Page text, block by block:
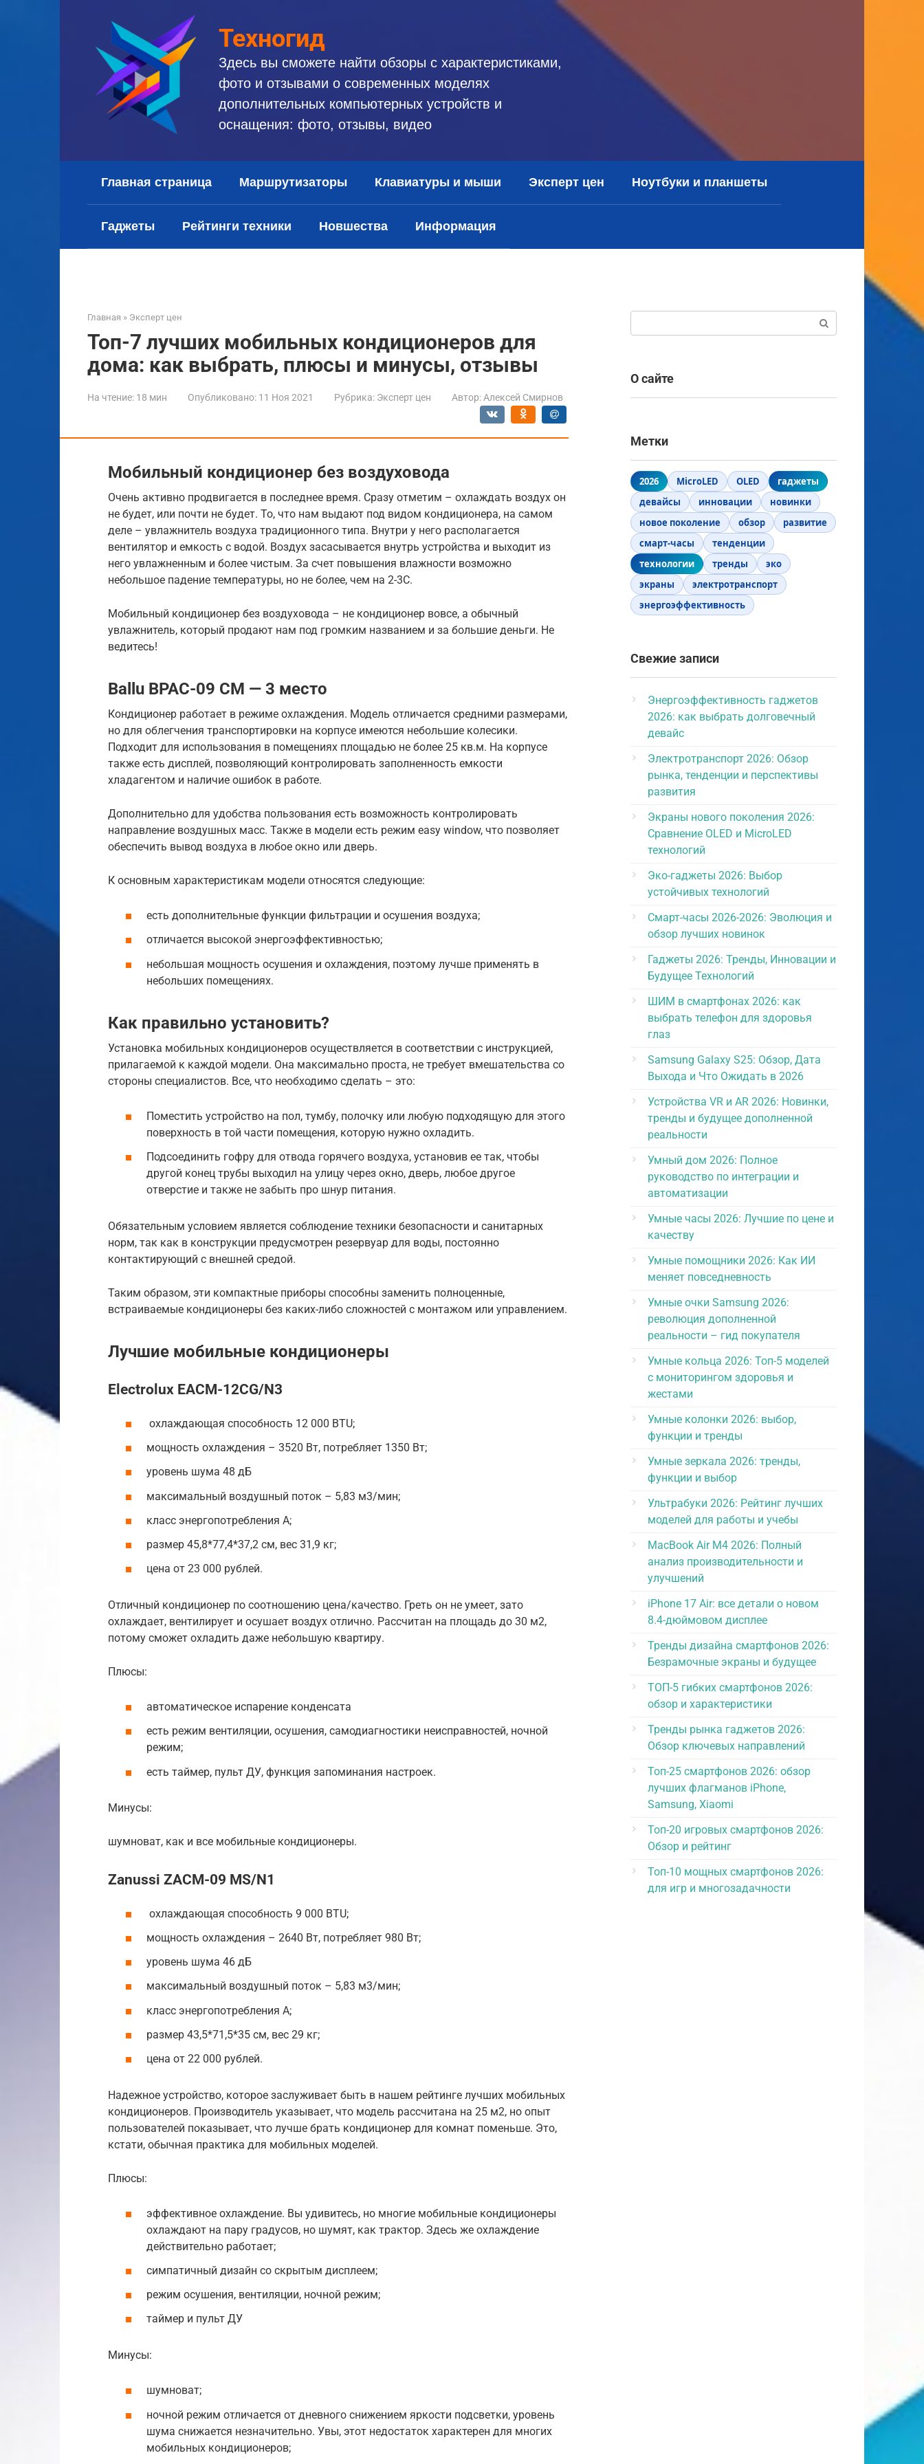
Техногид
Здесь вы сможете найти обзоры с характеристиками,
фото и отзывами о современных моделях
дополнительных компьютерных устройств и
оснащения: фото, отзывы, видео
Главная страница Маршрутизаторы Клавиатуры и мыши Эксперт цен Ноутбуки и планшеты
Гаджеты Рейтинги техники Новшества Информация
Главная » Эксперт цен
Топ-7 лучших мобильных кондиционеров для
дома: как выбрать, плюсы и минусы, отзывы
На чтение: 18 мин Опубликовано: 11 Ноя 2021 Рубрика: Эксперт цен Автор: Алексей Смирнов
Мобильный кондиционер без воздуховода
Очень активно продвигается в последнее время. Сразу отметим – охлаждать воздух он
не будет, или почти не будет. То, что нам выдают под видом кондиционера, на самом
деле – увлажнитель воздуха традиционного типа. Внутри у него располагается
вентилятор и емкость с водой. Воздух засасывается внутрь устройства и выходит из
него увлажненным и более чистым. За счет повышения влажности возможно
небольшое падение температуры, но не более, чем на 2-3С.
Мобильный кондиционер без воздуховода – не кондиционер вовсе, а обычный
увлажнитель, который продают нам под громким названием и за большие деньги. Не
ведитесь!
Ballu BPAC-09 CM — 3 место
Кондиционер работает в режиме охлаждения. Модель отличается средними размерами,
но для облегчения транспортировки на корпусе имеются небольшие колесики.
Подходит для использования в помещениях площадью не более 25 кв.м. На корпусе
также есть дисплей, позволяющий контролировать заполненность емкости
хладагентом и наличие ошибок в работе.
Дополнительно для удобства пользования есть возможность контролировать
направление воздушных масс. Также в модели есть режим easy window, что позволяет
обеспечить вывод воздуха в любое окно или дверь.
К основным характеристикам модели относятся следующие:
есть дополнительные функции фильтрации и осушения воздуха;
отличается высокой энергоэффективностью;
небольшая мощность осушения и охлаждения, поэтому лучше применять в
небольших помещениях.
Как правильно установить?
Установка мобильных кондиционеров осуществляется в соответствии с инструкцией,
прилагаемой к каждой модели. Она максимально проста, не требует вмешательства со
стороны специалистов. Все, что необходимо сделать – это:
Поместить устройство на пол, тумбу, полочку или любую подходящую для этого
поверхность в той части помещения, которую нужно охладить.
Подсоединить гофру для отвода горячего воздуха, установив ее так, чтобы
другой конец трубы выходил на улицу через окно, дверь, любое другое
отверстие и также не забыть про шнур питания.
Обязательным условием является соблюдение техники безопасности и санитарных
норм, так как в конструкции предусмотрен резервуар для воды, постоянно
контактирующий с внешней средой.
Таким образом, эти компактные приборы способны заменить полноценные,
встраиваемые кондиционеры без каких-либо сложностей с монтажом или управлением.
Лучшие мобильные кондиционеры
Electrolux EACM-12CG/N3
охлаждающая способность 12 000 BTU;
мощность охлаждения – 3520 Вт, потребляет 1350 Вт;
уровень шума 48 дБ
максимальный воздушный поток – 5,83 м3/мин;
класс энергопотребления А;
размер 45,8*77,4*37,2 см, вес 31,9 кг;
цена от 23 000 рублей.
Отличный кондиционер по соотношению цена/качество. Греть он не умеет, зато
охлаждает, вентилирует и осушает воздух отлично. Рассчитан на площадь до 30 м2,
потому сможет охладить даже небольшую квартиру.
Плюсы:
автоматическое испарение конденсата
есть режим вентиляции, осушения, самодиагностики неисправностей, ночной
режим;
есть таймер, пульт ДУ, функция запоминания настроек.
Минусы:
шумноват, как и все мобильные кондиционеры.
Zanussi ZACM-09 MS/N1
охлаждающая способность 9 000 BTU;
мощность охлаждения – 2640 Вт, потребляет 980 Вт;
уровень шума 46 дБ
максимальный воздушный поток – 5,83 м3/мин;
класс энергопотребления А;
размер 43,5*71,5*35 см, вес 29 кг;
цена от 22 000 рублей.
Надежное устройство, которое заслуживает быть в нашем рейтинге лучших мобильных
кондиционеров. Производитель указывает, что модель рассчитана на 25 м2, но опыт
пользователей показывает, что лучше брать кондиционер для комнат поменьше. Это,
кстати, обычная практика для мобильных моделей.
Плюсы:
эффективное охлаждение. Вы удивитесь, но многие мобильные кондиционеры
охлаждают на пару градусов, но шумят, как трактор. Здесь же охлаждение
действительно работает;
симпатичный дизайн со скрытым дисплеем;
режим осушения, вентиляции, ночной режим;
таймер и пульт ДУ
Минусы:
шумноват;
ночной режим отличается от дневного снижением яркости подсветки, уровень
шума снижается незначительно. Увы, этот недостаток характерен для многих
мобильных кондиционеров;
О сайте
Метки
2026 MicroLED OLED
гаджеты
девайсы
инновации
новинки
новое поколение
обзор
развитие
смарт-часы
тенденции
технологии
тренды
эко
экраны
электротранспорт
энергоэффективность
Свежие записи
Энергоэффективность гаджетов
2026: как выбрать долговечный
девайс
Электротранспорт 2026: Обзор
рынка, тенденции и перспективы
развития
Экраны нового поколения 2026:
Сравнение OLED и MicroLED
технологий
Эко-гаджеты 2026: Выбор
устойчивых технологий
Смарт-часы 2026-2026: Эволюция и
обзор лучших новинок
Гаджеты 2026: Тренды, Инновации и
Будущее Технологий
ШИМ в смартфонах 2026: как
выбрать телефон для здоровья
глаз
Samsung Galaxy S25: Обзор, Дата
Выхода и Что Ожидать в 2026
Устройства VR и AR 2026: Новинки,
тренды и будущее дополненной
реальности
Умный дом 2026: Полное
руководство по интеграции и
автоматизации
Умные часы 2026: Лучшие по цене и
качеству
Умные помощники 2026: Как ИИ
меняет повседневность
Умные очки Samsung 2026:
революция дополненной
реальности – гид покупателя
Умные кольца 2026: Топ-5 моделей
с мониторингом здоровья и
жестами
Умные колонки 2026: выбор,
функции и тренды
Умные зеркала 2026: тренды,
функции и выбор
Ультрабуки 2026: Рейтинг лучших
моделей для работы и учебы
MacBook Air M4 2026: Полный
анализ производительности и
улучшений
iPhone 17 Air: все детали о новом
8.4-дюймовом дисплее
Тренды дизайна смартфонов 2026:
Безрамочные экраны и будущее
ТОП-5 гибких смартфонов 2026:
обзор и характеристики
Тренды рынка гаджетов 2026:
Обзор ключевых направлений
Топ-25 смартфонов 2026: обзор
лучших флагманов iPhone,
Samsung, Xiaomi
Топ-20 игровых смартфонов 2026:
Обзор и рейтинг
Топ-10 мощных смартфонов 2026:
для игр и многозадачности